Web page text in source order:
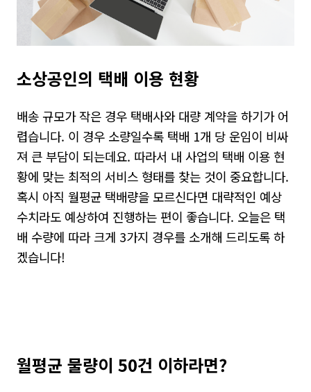
소상공인의 택배 이용 현황
배송 규모가 작은 경우 택배사와 대량 계약을 하기가 어
렵습니다. 이 경우 소량일수록 택배 1개 당 운임이 비싸
져 큰 부담이 되는데요. 따라서 내 사업의 택배 이용 현
황에 맞는 최적의 서비스 형태를 찾는 것이 중요합니다.
혹시 아직 월평균 택배량을 모르신다면 대략적인 예상
수치라도 예상하여 진행하는 편이 좋습니다. 오늘은 택
배 수량에 따라 크게 3가지 경우를 소개해 드리도록 하
겠습니다!
월평균 물량이 50건 이하라면?